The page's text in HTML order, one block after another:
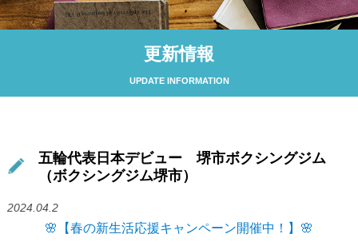
更新情報
UPDATE INFORMATION
五輪代表日本デビュー 堺市ボクシングジム
（ボクシングジム堺市）
2024.04.2
🌸【春の新生活応援キャンペーン開催中！】🌸